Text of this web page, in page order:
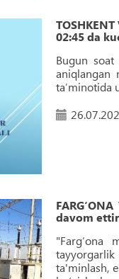
02:45 da
Bugun
aniqlangan
taʼminotida
davom
"Farg‘ona
ta'minlash,